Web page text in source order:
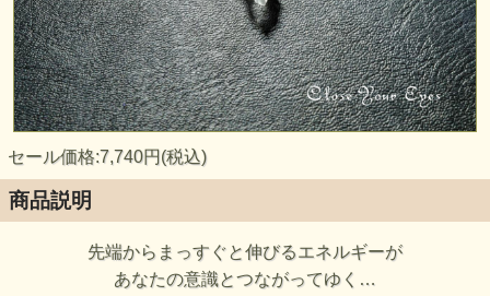
セール価格:7,740円(税込)
商品説明
先端からまっすぐと伸びるエネルギーが
あなたの意識とつながってゆく…